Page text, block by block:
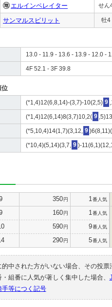
エルインペレイター せん
サンマルスピリット 牡4
13.0 - 11.9 - 13.6 - 13.9 - 12.0 -
4F 52.1 - 3F 39.8
位
(*1,4)12(6,8,14)-(3,7)-10(2,5) 9
(*1,4)12(6,14)8(3,7)10,2( 9
(*5,10,4)14(1,7)(3,12, 9
(*10,4)(5,14)(3,7, 9 )-
350円 1 番人気
160円 1 番人気
590円 9番人気
290円 5番人気
的中された方がいない場合、その投
組番に人気が著しく集中した場合、
手等につく記号